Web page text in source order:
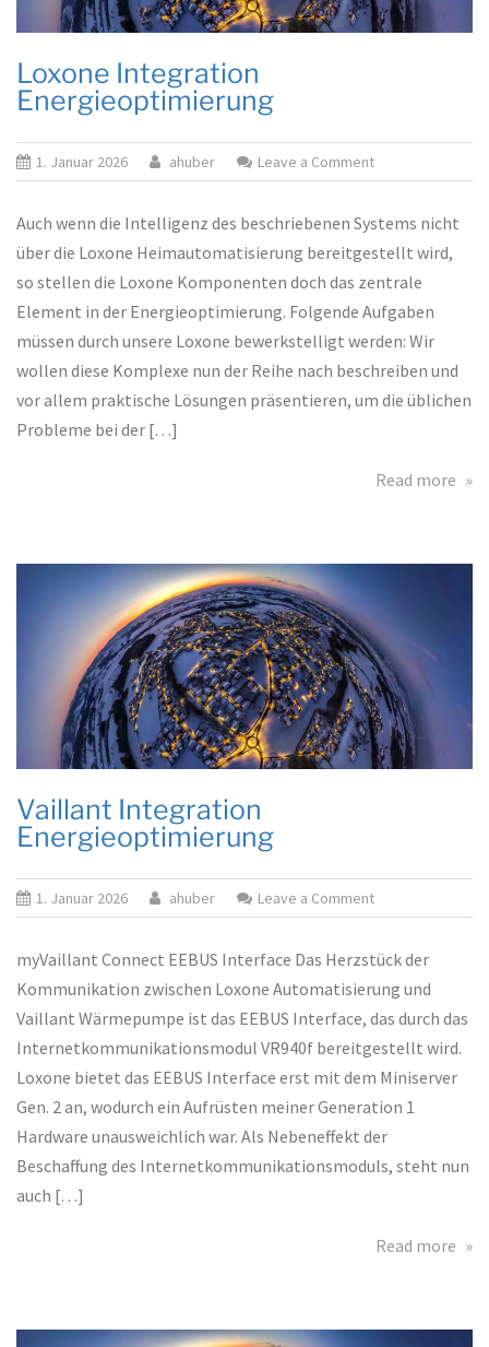
Loxone Integration
Energieoptimierung
1. Januar 2026 ahuber Leave a Commenton
Loxone
Auch wenn die Intelligenz des beschriebenen Systems nicht
über die Loxone Heimautomatisierung bereitgestellt wird,
so stellen die Loxone Komponenten doch das zentrale
Element in der Energieoptimierung. Folgende Aufgaben
müssen durch unsere Loxone bewerkstelligt werden: Wir
wollen diese Komplexe nun der Reihe nach beschreiben und
vor allem praktische Lösungen präsentieren, um die üblichen
Probleme bei der […]
Read more
Vaillant Integration
Energieoptimierung
1. Januar 2026 ahuber Leave a Commenton
Vaillant
Integration
myVaillant Connect EEBUS Interface Das Herzstück der
Kommunikation zwischen Loxone Automatisierung und
Vaillant Wärmepumpe ist das EEBUS Interface, das durch das
Internetkommunikationsmodul VR940f bereitgestellt wird.
Loxone bietet das EEBUS Interface erst mit dem Miniserver
Gen. 2 an, wodurch ein Aufrüsten meiner Generation 1
Hardware unausweichlich war. Als Nebeneffekt der
Beschaffung des Internetkommunikationsmoduls, steht nun
auch […]
Read more